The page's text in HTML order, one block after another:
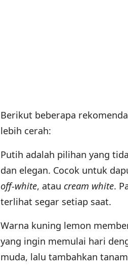
Berikut beberapa
lebih cerah:
Putih adalah pilihan yang
dan elegan. Cocok untuk
off-white, atau cream white.
terlihat segar setiap saat.
Warna kuning lemon
yang ingin memulai hari
muda, lalu tambahkan